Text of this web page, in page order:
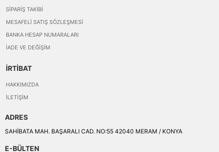
SIPARIŞ TAKIBI
MESAFELI SATIŞ SÖZLEŞMESI
BANKA HESAP NUMARALARI
İADE VE DEĞIŞIM
İRTİBAT
HAKKIMIZDA
İLETIŞIM
ADRES
SAHİBATA MAH. BAŞARALI CAD. NO:55 42040 MERAM / KONYA
E-BÜLTEN